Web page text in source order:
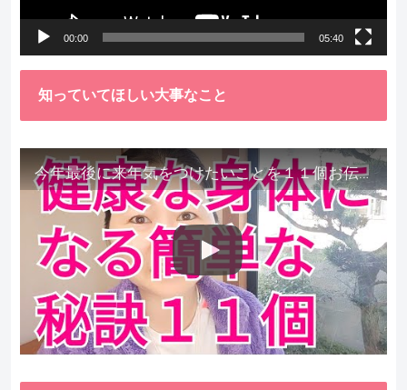
00:00 05:40
知っていてほしい大事なこと
今年最後に来年気をつけたいことを１１個お伝えします。